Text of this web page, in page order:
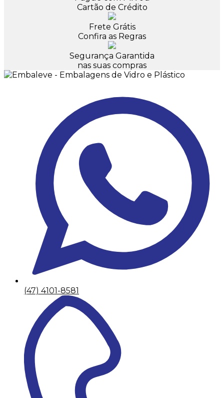
Cartão de Crédito
Frete Grátis
Confira as Regras
Segurança Garantida
nas suas compras
(47) 4101-8581